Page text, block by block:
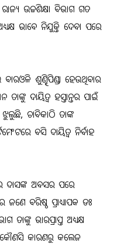
ଉଚ୍ଚଶିକ୍ଷା ବିଭାଗ ଗତ
ଭାବେ ନିଯୁକ୍ତି ଦେବା ପରେ
ଶୁଣ୍ଢିପିଣ୍ଡା ହେଉଥିବାର
ତାଙ୍କୁ ଦାୟିତ୍ୱ ହସ୍ତାନ୍ତର ପାଇଁ
ଝୁଲୁଛି, ଚାବିକାଠି ତାଙ୍କ
ବସି ଦାୟିତ୍ୱ ନିର୍ବାହ
ଦାସଙ୍କ ଅବସର ପରେ
ବରିଷ୍ଠ ପ୍ରାଧ୍ୟାପକ ଡଃ
ତାଙ୍କୁ ଭାରପ୍ରାପ୍ତ ଅଧ୍ୟକ୍ଷ
କୌଣସି କାରଣରୁ କଲେଜ